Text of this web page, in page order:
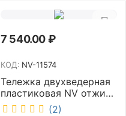
7 540.00₽
КОД: NV-11574
Тележка двухведерная
пластиковая NV отжим
2х23л NV-11574
(2)